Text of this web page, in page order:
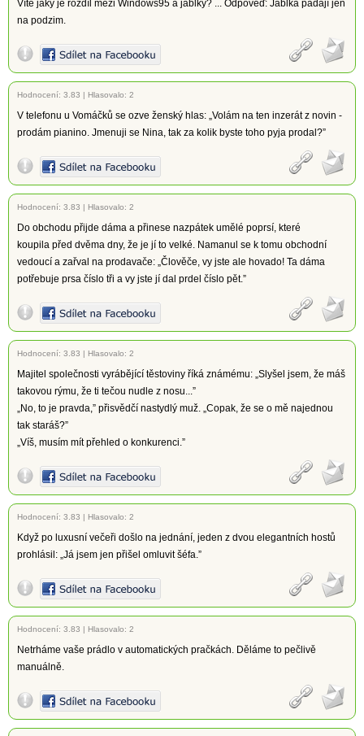
Víte jaký je rozdíl mezi Windows95 a jablky? ... Odpověď: Jablka padají jen
na podzim.
Hodnocení: 3.83 | Hlasovalo: 2
V telefonu u Vomáčků se ozve ženský hlas: „Volám na ten inzerát z novin -
prodám pianino. Jmenuji se Nina, tak za kolik byste toho pyja prodal?”
Hodnocení: 3.83 | Hlasovalo: 2
Do obchodu přijde dáma a přinese nazpátek umělé poprsí, které
koupila před dvěma dny, že je jí to velké. Namanul se k tomu obchodní
vedoucí a zařval na prodavače: „Člověče, vy jste ale hovado! Ta dáma
potřebuje prsa číslo tři a vy jste jí dal prdel číslo pět.”
Hodnocení: 3.83 | Hlasovalo: 2
Majitel společnosti vyrábějící těstoviny říká známému: „Slyšel jsem, že máš
takovou rýmu, že ti tečou nudle z nosu...”
„No, to je pravda,” přisvědčí nastydlý muž. „Copak, že se o mě najednou
tak staráš?”
„Víš, musím mít přehled o konkurenci.”
Hodnocení: 3.83 | Hlasovalo: 2
Když po luxusní večeři došlo na jednání, jeden z dvou elegantních hostů
prohlásil: „Já jsem jen přišel omluvit šéfa.”
Hodnocení: 3.83 | Hlasovalo: 2
Netrháme vaše prádlo v automatických pračkách. Děláme to pečlivě
manuálně.